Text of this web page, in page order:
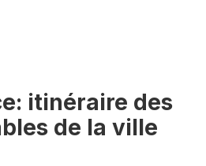
itinéraire des
de la ville